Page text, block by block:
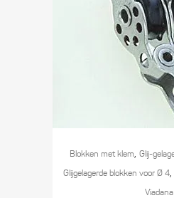
Blokken met klem, Glij-
Glijgelagerde blokken voor Ø 4,
Viadana